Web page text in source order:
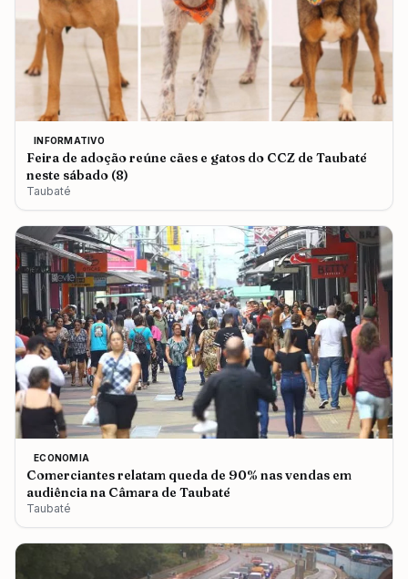
INFORMATIVO
Feira de adoção reúne cães e gatos do CCZ de Taubaté
neste sábado (8)
Taubaté
ECONOMIA
Comerciantes relatam queda de 90% nas vendas em
audiência na Câmara de Taubaté
Taubaté